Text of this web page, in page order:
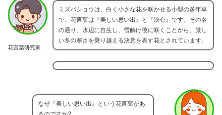
花言葉研究家
ミズバショウは、白く小さな花を咲かせる小型の多年草
で、花言葉は『美しい思い出』と『決心』です。その名
の通り、水辺に自生し、雪解け後に咲くことから、厳し
い冬の寒さを乗り越える決意を表す花とされています。
なぜ『美しい思い出』という花言葉があ